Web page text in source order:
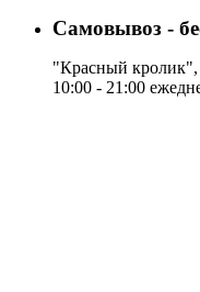
Самовывоз -
"Красный кролик",
10:00 - 21:00